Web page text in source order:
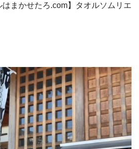
まかせたろ.com】タオルソムリエ